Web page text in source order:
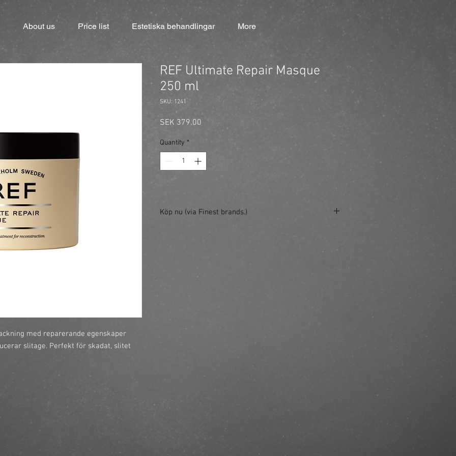
About us Price list Estetiska behandlingar More
med reparerande egenskaper
slitage. Perfekt för skadat, slitet
REF Ultimate Repair Masque
250 ml
SKU: 1241
SEK 379.00 Price
Quantity *
Köp nu (via Finest brands.)